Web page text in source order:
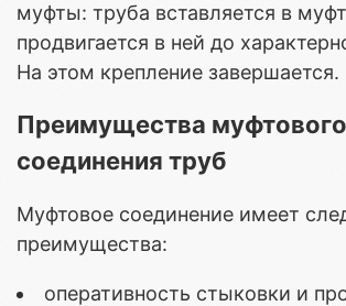
муфты: труба вставляется в
продвигается в ней до
На этом крепление завершается.
Преимущества муфтового
соединения труб
Муфтовое соединение имеет
преимущества:
оперативность стыковки и